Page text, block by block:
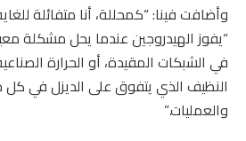
وأضافت فينا: “كمحللة، أنا متفائلة
“يفوز الهيدروجين عندما يحل مشكلة
في الشبكات المقيدة، أو الحرارة
النظيف الذي يتفوق على الديزل في كل
والعمليات.”